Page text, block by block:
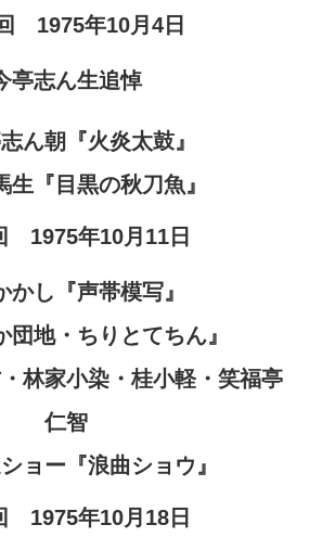
1975年10月4日
亭志ん生追悼
ん朝『火炎太鼓』
生『目黒の秋刀魚』
1975年10月11日
かし『声帯模写』
団地・ちりとてちん』
林家小染・桂小軽・笑福亭
仁智
ョー『浪曲ショウ』
1975年10月18日